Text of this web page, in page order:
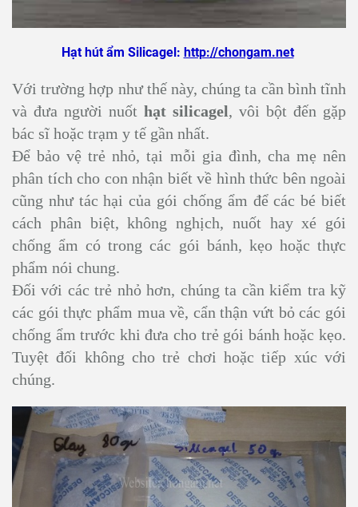
Hạt hút ẩm Silicagel: http://chongam.net
Với trường hợp như thế này, chúng ta cần bình tĩnh
và đưa người nuốt hạt silicagel, vôi bột đến gặp
bác sĩ hoặc trạm y tế gần nhất.
Để bảo vệ trẻ nhỏ, tại mỗi gia đình, cha mẹ nên
phân tích cho con nhận biết về hình thức bên ngoài
cũng như tác hại của gói chống ẩm để các bé biết
cách phân biệt, không nghịch, nuốt hay xé gói
chống ẩm có trong các gói bánh, kẹo hoặc thực
phẩm nói chung.
Đối với các trẻ nhỏ hơn, chúng ta cần kiểm tra kỹ
các gói thực phẩm mua về, cẩn thận vứt bỏ các gói
chống ẩm trước khi đưa cho trẻ gói bánh hoặc kẹo.
Tuyệt đối không cho trẻ chơi hoặc tiếp xúc với
chúng.